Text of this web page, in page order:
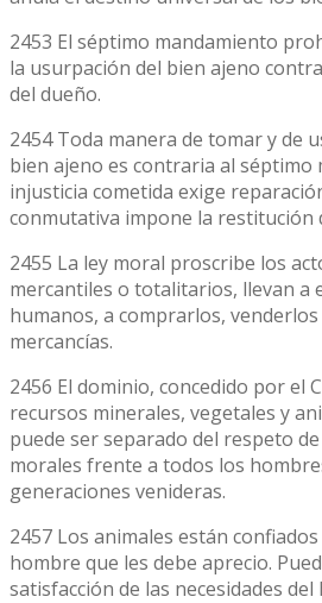
2453 El séptimo mandamiento
la usurpación del bien ajeno
del dueño.
2454 Toda manera de tomar y de
bien ajeno es contraria al séptimo
injusticia cometida exige
conmutativa impone la restitución
2455 La ley moral proscribe los
mercantiles o totalitarios, llevan a
humanos, a comprarlos,
mercancías.
2456 El dominio, concedido por el
recursos minerales, vegetales y
puede ser separado del respeto
morales frente a todos los
generaciones venideras.
2457 Los animales están
hombre que les debe aprecio.
satisfacción de las necesidades del